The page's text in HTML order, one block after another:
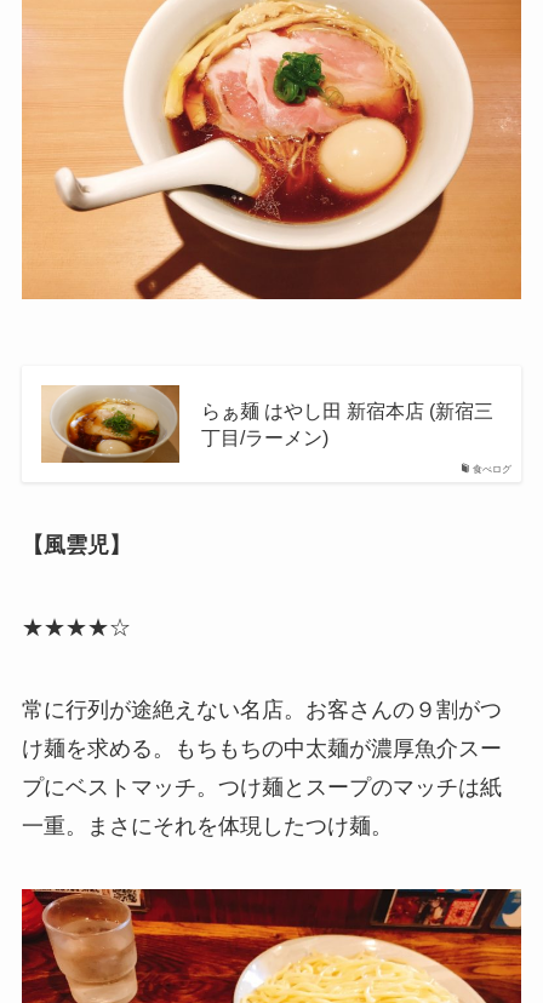
食べログ
らぁ麺 はやし田 新宿本店 (新宿三
丁目/ラーメン)
【風雲児】
★★★★☆
常に行列が途絶えない名店。お客さんの９割がつ
け麺を求める。もちもちの中太麺が濃厚魚介スー
プにベストマッチ。つけ麺とスープのマッチは紙
一重。まさにそれを体現したつけ麺。